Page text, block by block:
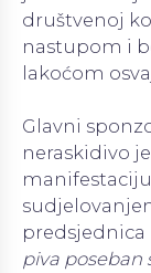
društvenoj
nastupom i
lakoćom
Glavni
neraskidivo
predsjednica
piva poseban